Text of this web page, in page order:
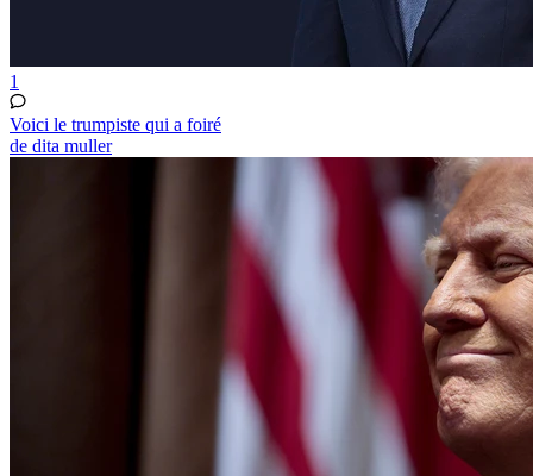
1
Voici le trumpiste qui a foiré
de dita muller